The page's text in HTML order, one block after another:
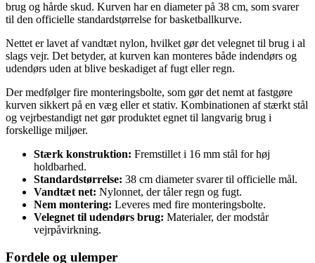
brug og hårde skud. Kurven har en diameter på 38 cm, som svarer
til den officielle standardstørrelse for basketballkurve.
Nettet er lavet af vandtæt nylon, hvilket gør det velegnet til brug i al
slags vejr. Det betyder, at kurven kan monteres både indendørs og
udendørs uden at blive beskadiget af fugt eller regn.
Der medfølger fire monteringsbolte, som gør det nemt at fastgøre
kurven sikkert på en væg eller et stativ. Kombinationen af stærkt stål
og vejrbestandigt net gør produktet egnet til langvarig brug i
forskellige miljøer.
Stærk konstruktion: Fremstillet i 16 mm stål for høj
holdbarhed.
Standardstørrelse: 38 cm diameter svarer til officielle mål.
Vandtæt net: Nylonnet, der tåler regn og fugt.
Nem montering: Leveres med fire monteringsbolte.
Velegnet til udendørs brug: Materialer, der modstår
vejrpåvirkning.
Fordele og ulemper